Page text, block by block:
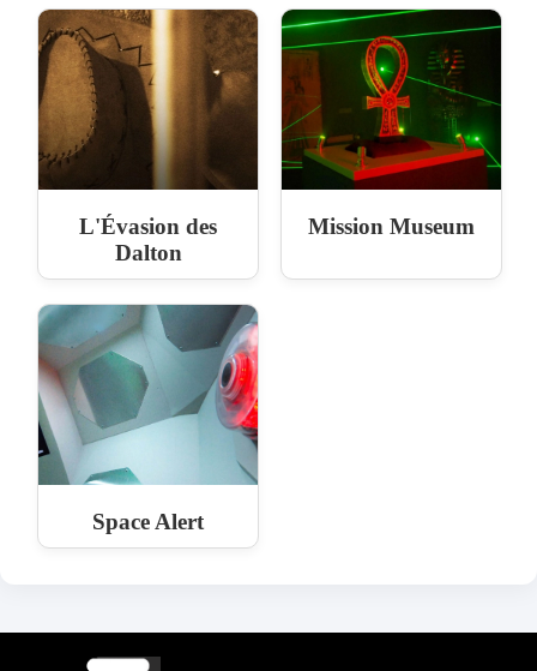
L'Évasion des
Dalton
Mission Museum
Space Alert